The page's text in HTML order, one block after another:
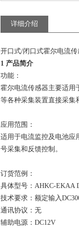
详细介绍
开口式/闭口式霍尔电流传
1 产品简介
功能：
霍尔电流传感器主要适用
等各种采集装置直接采集
应用范围：
适用于电流监控及电池应
号采集和反馈控制。
订货范例：
具体型号：AHKC-EKAA
技术要求：额定输入
通讯协议：无
辅助电源：DC12V